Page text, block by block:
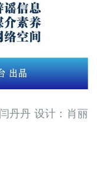
丹丹 设计：肖丽